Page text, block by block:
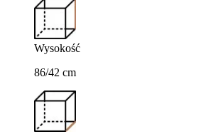
Wysokość
86/42 cm